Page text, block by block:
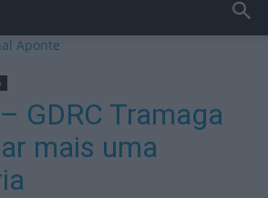
GDRC Tramaga
mais uma